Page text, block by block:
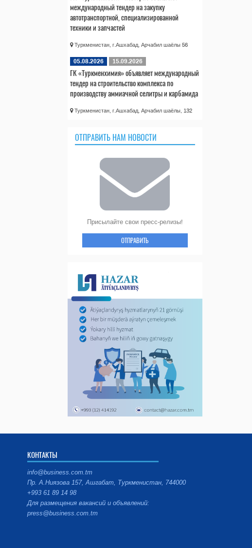
международный тендер на закупку
автотранспортной, специализированной
техники и запчастей
Туркменистан, г.Ашхабад, Арчабил шаёлы 56
05.08.2026 15.09.2026
ГК «Туркменхимия» объявляет международный
тендер на строительство комплекса по
производству аммиачной селитры и карбамида
Туркменистан, г.Ашхабад, Арчабил шаёлы, 132
ОТПРАВИТЬ НАМ НОВОСТИ
Присылайте свои пресс-релизы!
ОТПРАВИТЬ
КОНТАКТЫ
info@business.com.tm
Пр. А.Ниязова 157, Ашгабат, Туркменистан, 744000
+993 61 89 14 98
Для размещения вакансий и объявлений:
press@business.com.tm